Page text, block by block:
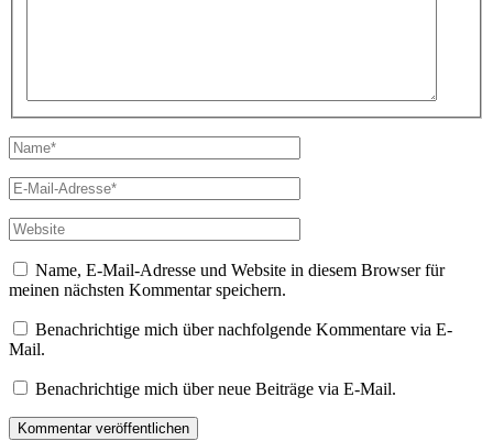
Name*
E-
Mail-
Adresse*
Website
Name, E-Mail-Adresse und Website in diesem Browser für
meinen nächsten Kommentar speichern.
Benachrichtige mich über nachfolgende Kommentare via E-
Mail.
Benachrichtige mich über neue Beiträge via E-Mail.